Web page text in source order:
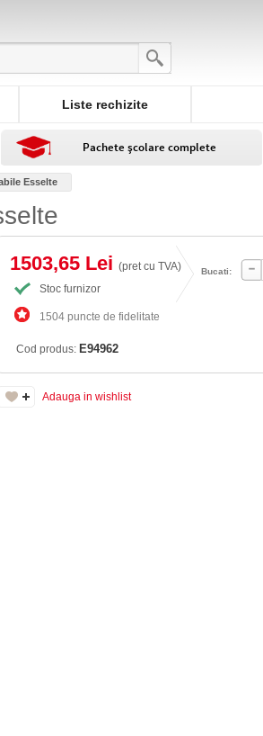
Liste rechizite
Pachete școlare complete
Esselte
1503,65 Lei (pret cu TVA)
Stoc furnizor
1504 puncte de fidelitate
Bucati:
Cod produs: E94962
Adauga in wishlist